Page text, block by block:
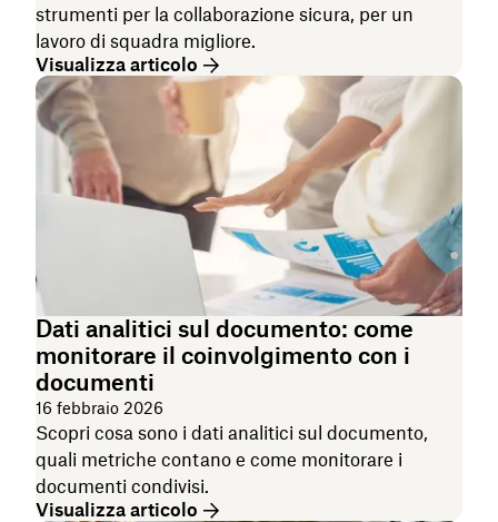
strumenti per la collaborazione sicura, per un
lavoro di squadra migliore.
Visualizza articolo
Dati analitici sul documento: come
monitorare il coinvolgimento con i
documenti
16 febbraio 2026
Scopri cosa sono i dati analitici sul documento,
quali metriche contano e come monitorare i
documenti condivisi.
Visualizza articolo